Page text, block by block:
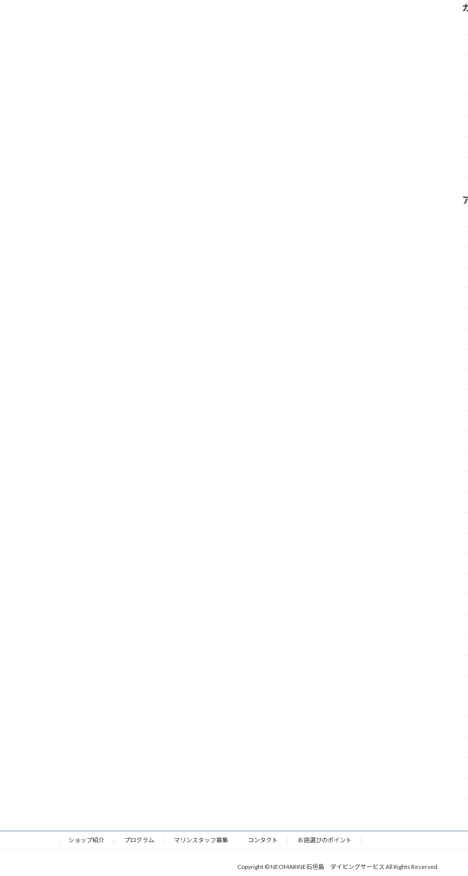
ショップ紹介 プログラム マリンスタッフ募集 コンタクト お店選びのポイント
Copyright © NEOMARINE石垣島 ダイビングサービス All Rights Reserved.